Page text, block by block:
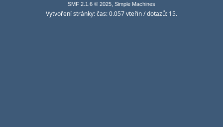
SMF 2.1.6 © 2025, Simple Machines
Vytvoření stránky: čas: 0.057 vteřin / dotazů: 15.